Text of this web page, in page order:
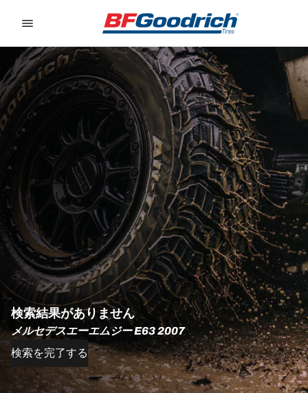
検索結果がありません
メルセデスエーエムジー E63 2007
検索を完了する